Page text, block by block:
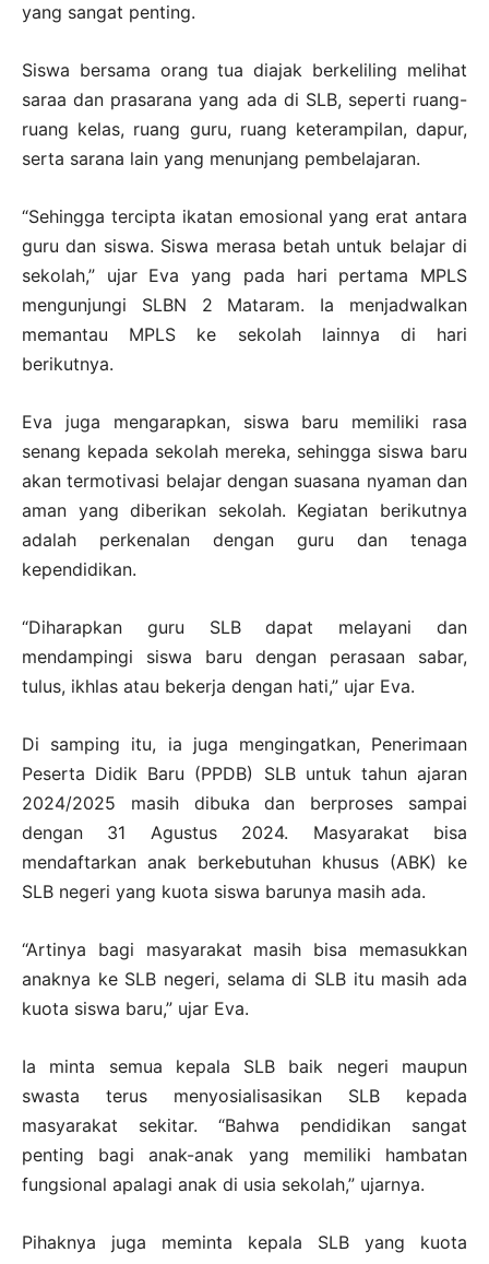
yang sangat penting.
Siswa bersama orang tua diajak berkeliling melihat
saraa dan prasarana yang ada di SLB, seperti ruang-
ruang kelas, ruang guru, ruang keterampilan, dapur,
serta sarana lain yang menunjang pembelajaran.
“Sehingga tercipta ikatan emosional yang erat antara
guru dan siswa. Siswa merasa betah untuk belajar di
sekolah,” ujar Eva yang pada hari pertama MPLS
mengunjungi SLBN 2 Mataram. Ia menjadwalkan
memantau MPLS ke sekolah lainnya di hari
berikutnya.
Eva juga mengarapkan, siswa baru memiliki rasa
senang kepada sekolah mereka, sehingga siswa baru
akan termotivasi belajar dengan suasana nyaman dan
aman yang diberikan sekolah. Kegiatan berikutnya
adalah perkenalan dengan guru dan tenaga
kependidikan.
“Diharapkan guru SLB dapat melayani dan
mendampingi siswa baru dengan perasaan sabar,
tulus, ikhlas atau bekerja dengan hati,” ujar Eva.
Di samping itu, ia juga mengingatkan, Penerimaan
Peserta Didik Baru (PPDB) SLB untuk tahun ajaran
2024/2025 masih dibuka dan berproses sampai
dengan 31 Agustus 2024. Masyarakat bisa
mendaftarkan anak berkebutuhan khusus (ABK) ke
SLB negeri yang kuota siswa barunya masih ada.
“Artinya bagi masyarakat masih bisa memasukkan
anaknya ke SLB negeri, selama di SLB itu masih ada
kuota siswa baru,” ujar Eva.
Ia minta semua kepala SLB baik negeri maupun
swasta terus menyosialisasikan SLB kepada
masyarakat sekitar. “Bahwa pendidikan sangat
penting bagi anak-anak yang memiliki hambatan
fungsional apalagi anak di usia sekolah,” ujarnya.
Pihaknya juga meminta kepala SLB yang kuota